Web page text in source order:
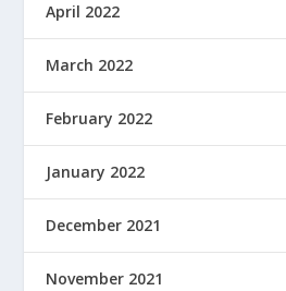
April 2022
March 2022
February 2022
January 2022
December 2021
November 2021